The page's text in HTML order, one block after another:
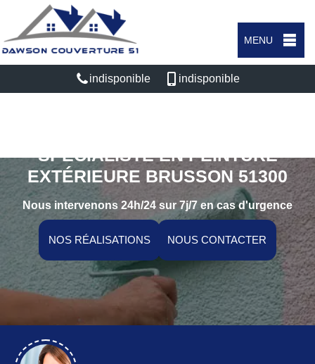
MENU
indisponible indisponible
SPÉCIALISTE EN PEINTURE
EXTÉRIEURE BRUSSON 51300
Nous intervenons 24h/24 sur 7j/7 en cas d'urgence
NOS RÉALISATIONS NOUS CONTACTER